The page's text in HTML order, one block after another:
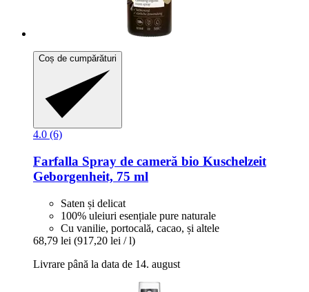
Coș de cumpărături
4.0 (6)
Farfalla Spray de cameră bio Kuschelzeit
Geborgenheit, 75 ml
Saten și delicat
100% uleiuri esențiale pure naturale
Cu vanilie, portocală, cacao, și altele
68,79 lei (917,20 lei / l)
Livrare până la data de 14. august